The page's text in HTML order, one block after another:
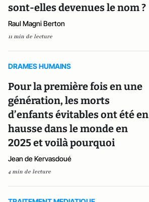
sont-elles devenues le nom ?
Raul Magni Berton
11 min de lecture
DRAMES HUMAINS
Pour la première fois en une
génération, les morts
d’enfants évitables ont été en
hausse dans le monde en
2025 et voilà pourquoi
Jean de Kervasdoué
4 min de lecture